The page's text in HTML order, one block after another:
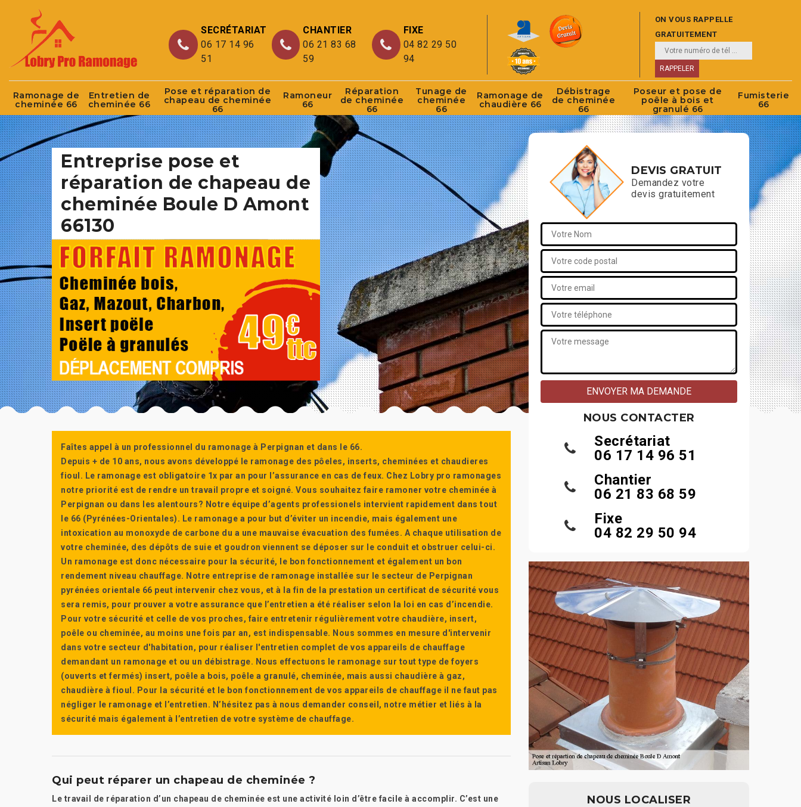
SECRÉTARIAT
06 17 14 96
51
CHANTIER
06 21 83 68
59
FIXE
04 82 29 50
94
ON VOUS RAPPELLE
GRATUITEMENT
Ramonage de
cheminée 66
Entretien de
cheminée 66
Pose et réparation de
chapeau de cheminée
66
Ramoneur
66
Réparation
de cheminée
66
Tunage de
cheminée
66
Ramonage de
chaudière 66
Débistrage
de cheminée
66
Poseur et pose de
poêle à bois et
granulé 66
Fumisterie
66
Entreprise pose et
réparation de chapeau de
cheminée Boule D Amont
66130
Faîtes appel à un professionnel du ramonage à Perpignan et dans le 66.
Depuis + de 10 ans, nous avons développé le ramonage des pôeles, inserts, cheminées et chaudieres
fioul. Le ramonage est obligatoire 1x par an pour l’assurance en cas de feux. Chez Lobry pro ramonages
notre priorité est de rendre un travail propre et soigné. Vous souhaitez faire ramoner votre cheminée à
Perpignan ou dans les alentours? Notre équipe d’agents professionels intervient rapidement dans tout
le 66 (Pyrénées-Orientales). Le ramonage a pour but d’éviter un incendie, mais également une
intoxication au monoxyde de carbone du a une mauvaise évacuation des fumées. A chaque utilisation de
votre cheminée, des dépôts de suie et goudron viennent se déposer sur le conduit et obstruer celui-ci.
Un ramonage est donc nécessaire pour la sécurité, le bon fonctionnement et également un bon
rendement niveau chauffage. Notre entreprise de ramonage installée sur le secteur de Perpignan
pyrénées orientale 66 peut intervenir chez vous, et à la fin de la prestation un certificat de sécurité vous
sera remis, pour prouver a votre assurance que l’entretien a été réaliser selon la loi en cas d’incendie.
Pour votre sécurité et celle de vos proches, faire entretenir régulièrement votre chaudière, insert,
poêle ou cheminée, au moins une fois par an, est indispensable. Nous sommes en mesure d'intervenir
dans votre secteur d'habitation, pour réaliser l'entretien complet de vos appareils de chauffage
demandant un ramonage et ou un débistrage. Nous effectuons le ramonage sur tout type de foyers
(ouverts et fermés) insert, poêle a bois, poêle a granulé, cheminée, mais aussi chaudière à gaz,
chaudière à fioul. Pour la sécurité et le bon fonctionnement de vos appareils de chauffage il ne faut pas
négliger le ramonage et l’entretien. N’hésitez pas à nous demander conseil, notre métier et liés à la
sécurité mais également à l’entretien de votre système de chauffage.
Qui peut réparer un chapeau de cheminée ?
Le travail de réparation d’un chapeau de cheminée est une activité loin d’être facile à accomplir. C’est une
DEVIS GRATUIT
Demandez votre
devis gratuitement
NOUS CONTACTER
Secrétariat
06 17 14 96 51
Chantier
06 21 83 68 59
Fixe
04 82 29 50 94
NOUS LOCALISER